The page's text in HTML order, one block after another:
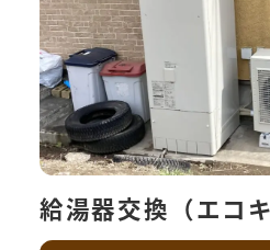
給湯器交換（エコ